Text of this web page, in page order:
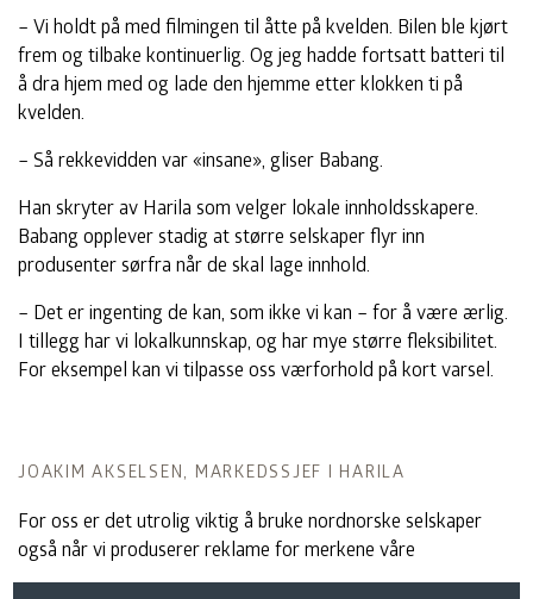
– Vi holdt på med filmingen til åtte på kvelden. Bilen ble kjørt
frem og tilbake kontinuerlig. Og jeg hadde fortsatt batteri til
å dra hjem med og lade den hjemme etter klokken ti på
kvelden.
– Så rekkevidden var «insane», gliser Babang.
Han skryter av Harila som velger lokale innholdsskapere.
Babang opplever stadig at større selskaper flyr inn
produsenter sørfra når de skal lage innhold.
– Det er ingenting de kan, som ikke vi kan – for å være ærlig.
I tillegg har vi lokalkunnskap, og har mye større fleksibilitet.
For eksempel kan vi tilpasse oss værforhold på kort varsel.
JOAKIM AKSELSEN, MARKEDSSJEF I HARILA
For oss er det utrolig viktig å bruke nordnorske selskaper
også når vi produserer reklame for merkene våre